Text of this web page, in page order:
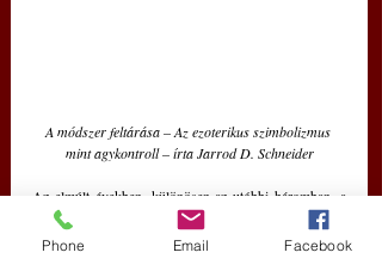
A módszer feltárása – Az ezoterikus szimbolizmus
mint agykontroll – írta Jarrod D. Schneider
Az elmúlt években, különösen az utóbbi háromban, a
Mély Állam globális maffiája egyre nyíltabban tárta fel
terveit. Ez azt jelenti, hogy már évtizedekkel ezelőtt is
Phone Email Facebook